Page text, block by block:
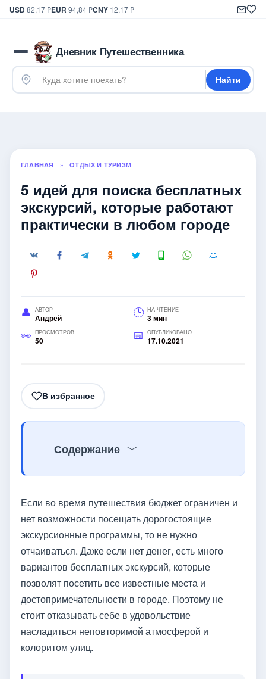
USD82,17 ₽EUR 94,84 ₽CNY 12,17 ₽
Дневник Путешественника
Найти
ГЛАВНАЯ » ОТДЫХ И ТУРИЗМ
5 идей для поиска бесплатных
экскурсий, которые работают
практически в любом городе
АВТОР
Андрей
НА ЧТЕНИЕ
3 мин
ПРОСМОТРОВ
50
ОПУБЛИКОВАНО
17.10.2021
В избранное
Содержание
Если во время путешествия бюджет ограничен и
нет возможности посещать дорогостоящие
экскурсионные программы, то не нужно
отчаиваться. Даже если нет денег, есть много
вариантов бесплатных экскурсий, которые
позволят посетить все известные места и
достопримечательности в городе. Поэтому не
стоит отказывать себе в удовольствие
насладиться неповторимой атмосферой и
колоритом улиц.